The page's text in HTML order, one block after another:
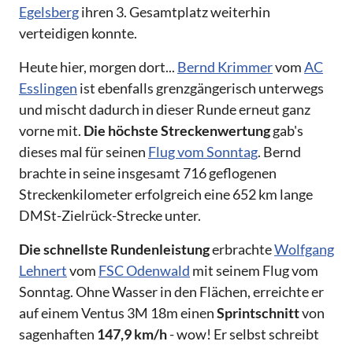
Egelsbergihren 3. Gesamtplatz weiterhin
verteidigen konnte.
Heute hier, morgen dort... Bernd KrimmervomAC
Esslingen ist ebenfalls grenzgängerisch unterwegs
und mischt dadurch in dieser Runde erneut ganz
vorne mit. Die höchste Streckenwertunggab's
dieses mal für seinen Flug vom Sonntag. Bernd
brachte in seine insgesamt 716 geflogenen
Streckenkilometer erfolgreich eine 652 km lange
DMSt-Zielrück-Strecke unter.
Die schnellste RundenleistungerbrachteWolfgang
Lehnertvom FSC Odenwald mit seinem Flug vom
Sonntag. Ohne Wasser in den Flächen, erreichte er
auf einem Ventus 3M 18m einenSprintschnittvon
sagenhaften 147,9 km/h- wow! Er selbst schreibt